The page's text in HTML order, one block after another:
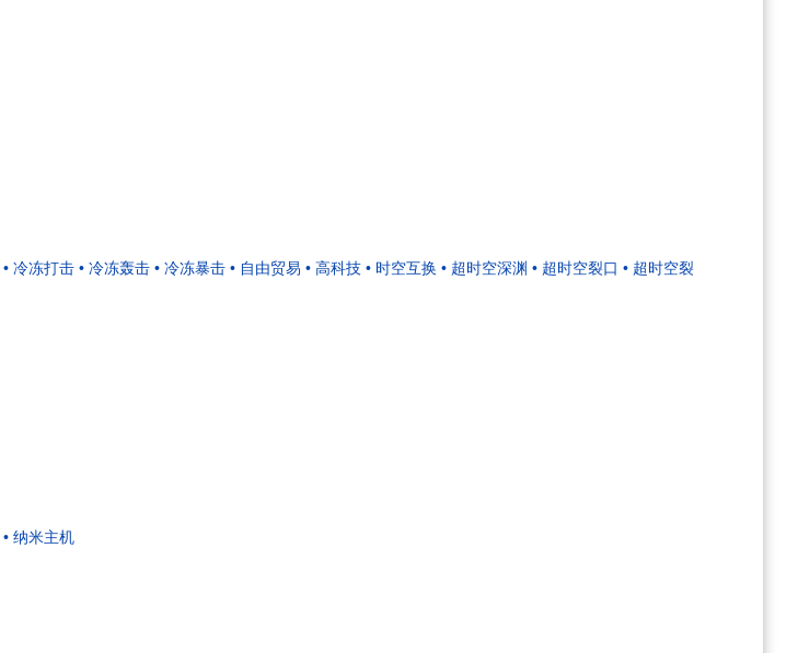
• 冷冻打击 • 冷冻轰击 • 冷冻暴击 • 自由贸易 • 高科技 • 时空互换 • 超时空深渊 • 超时空裂口 • 超时空裂
• 纳米主机